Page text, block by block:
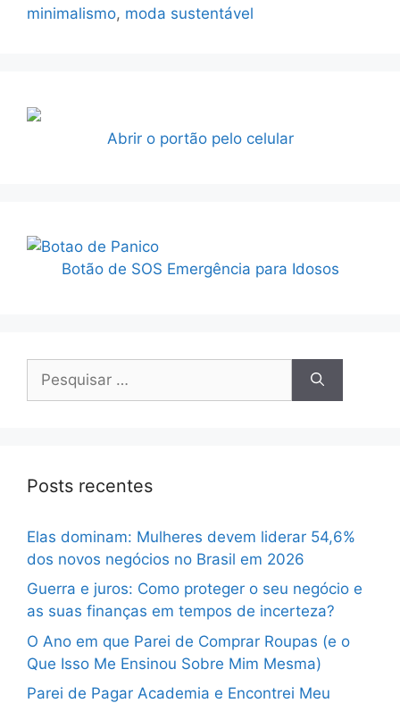
minimalismo, moda sustentável
Abrir o portão pelo celular
Botão de SOS Emergência para Idosos
por:
Posts recentes
Elas dominam: Mulheres devem liderar 54,6%
dos novos negócios no Brasil em 2026
Guerra e juros: Como proteger o seu negócio e
as suas finanças em tempos de incerteza?
O Ano em que Parei de Comprar Roupas (e o
Que Isso Me Ensinou Sobre Mim Mesma)
Parei de Pagar Academia e Encontrei Meu